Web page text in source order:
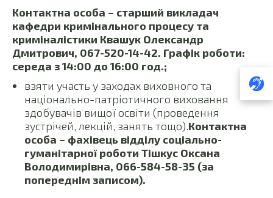
Контактна особа – старший викладач
кафедри кримінального процесу та
криміналістики Квашук Олександр
Дмитрович, 067-520-14-42. Графік роботи:
середа з 14:00 до 16:00 год.;
взяти участь у заходах виховного та
національно-патріотичного виховання
здобувачів вищої освіти (проведення
зустрічей, лекцій, занять тощо).Контактна
особа – фахівець відділу соціально-
гуманітарної роботи Тішкус Оксана
Володимирівна, 066-584-58-35 (за
попереднім записом).